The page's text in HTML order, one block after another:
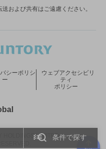
条件で探す
および共有はご遠慮ください。
HOLDINGS LIMITED.
シーポリシ
ー
ウェブアクセシビリ
ティ
ポリシー
新しいウィンドウで開く